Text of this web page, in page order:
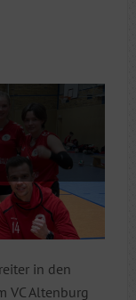
in den
VC Altenburg